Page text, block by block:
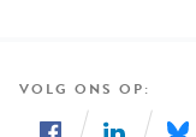
VOLG ONS OP